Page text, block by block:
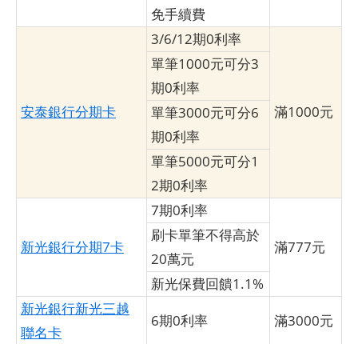
免手續費
安泰銀行分期卡
3/6/12期0利率
滿1000元
單筆1000元可分3
期0利率
單筆3000元可分6
期0利率
單筆5000元可分1
2期0利率
新光銀行分期7卡
7期0利率
滿777元
刷卡單筆不得高於
20萬元
新光保費回饋1.1%
新光銀行新光三越
聯名卡
6期0利率
滿3000元